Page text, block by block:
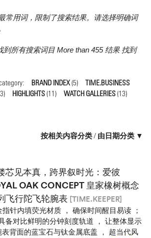
常用词，限制了搜索结果。请选择明确词
到所有搜索词目 More than 455 结果 找到
BRAND INDEX(5)
TIME.BUSINESS
HIGHLIGHTS(11) WATCH GALLERIES(13)
按相关内容分类/ 由日期分类 ▼
芯见本真，跨界叙时光：爱彼
OAK CONCEPT 皇家橡树概念
飞行陀飞轮腕表 [TIME.KEEPER]
指针内填荧光材质 ， 确保时间醒目易读 ；
备对比鲜明的分钟刻度轨道 ， 让整体显示
背面的蓝宝石与钛金属底盖 ， 超当代风